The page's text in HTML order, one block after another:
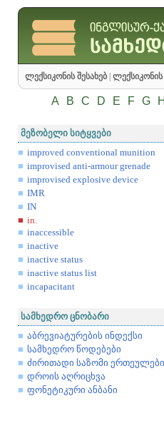
ლექსიკონის შესახებ ლექსიკონის
A B C D E F G H
მეზობელი სიტყვები
improved conventional munition
improvised anti-armour grenade
improvised explosive device
IMR
IN
in.
inaccessible
inactive
inactive status
inactive status list
incapacitant
სამხედრო ცნობარი
აბრევიატურების ინდექსი
სამხედრო წოდებები
ძირითადი საზომი ერთეულები
დროის აღრიცხვა
ფონეტიკური ანბანი